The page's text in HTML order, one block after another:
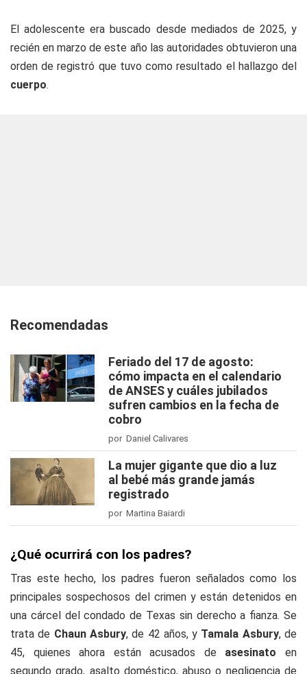
El adolescente era buscado desde mediados de 2025, y
recién en marzo de este año las autoridades obtuvieron una
orden de registró que tuvo como resultado el hallazgo del
cuerpo.
Recomendadas
Feriado del 17 de agosto:
cómo impacta en el calendario
de ANSES y cuáles jubilados
sufren cambios en la fecha de
cobro
por Daniel Calivares
La mujer gigante que dio a luz
al bebé más grande jamás
registrado
por Martina Baiardi
¿Qué ocurrirá con los padres?
Tras este hecho, los padres fueron señalados como los
principales sospechosos del crimen y están detenidos en
una cárcel del condado de Texas sin derecho a fianza. Se
trata de Chaun Asbury, de 42 años, y Tamala Asbury, de
45, quienes ahora están acusados de asesinatoen
segundo grado, asalto doméstico, abuso o negligencia de